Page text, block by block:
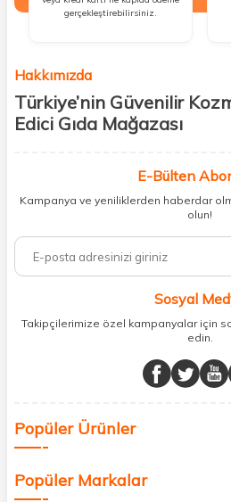
gerçekleştirebilirsiniz.
Hakkımızda
Türkiye’nin Güvenilir
Edici Gıda Mağazası
kişisel bakım hem de takviye edici gıda
buluşturuyoruz. Artık mağaza mağaza
ihtiyacınız olan her şeyi tek bir çatı
%100 orijinal kozmetik ve sağlık
vücudunuzu desteklemek için güvenilir
minerallere kadar binlerce ürünü uygun
sunuyoruz.
buluşturuyor ve online alışveriş
Sağlık, güzellik ve iyi yaşam için
değer katmak için
E-Bülten
Kampanya ve yeniliklerden haberdar
olun!
Sosyal
Takipçilerimize özel kampanyalar için
edin.
Popüler Ürünler
Popüler Markalar